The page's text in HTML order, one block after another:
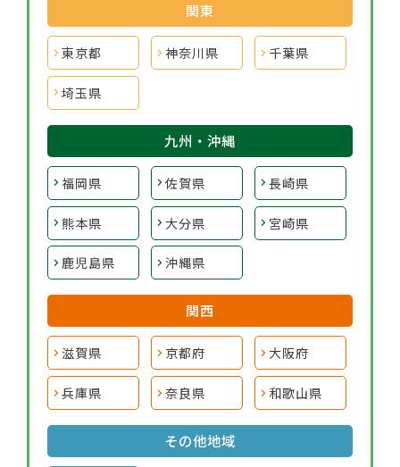
関東
東京都 神奈川県 千葉県
埼玉県
九州・沖縄
福岡県 佐賀県 長崎県
熊本県 大分県 宮崎県
鹿児島県 沖縄県
関西
滋賀県 京都府 大阪府
兵庫県 奈良県 和歌山県
その他地域